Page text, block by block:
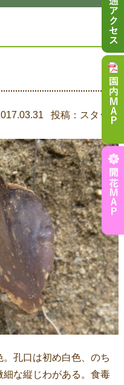
投稿：スタッフ
孔口は初め白色、のち
な縦じわがある。食毒